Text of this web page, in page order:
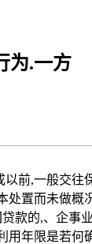
为.一方
前,一般交往
处置而未做概
款的,、企事
用年限是若何